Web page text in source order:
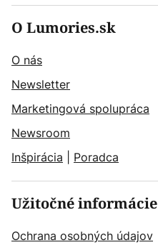
O Lumories.sk
O nás
Newsletter
Marketingová spolupráca
Newsroom
Inšpirácia
Poradca
Užitočné informácie
Ochrana osobných údajov